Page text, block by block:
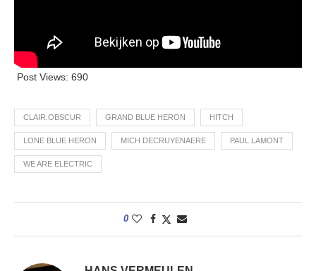
Post Views: 690
CLAIR.OBSCUR GRAND BLUE HERON HITCH
LONE BLUE HERON MICH DECRUYENAERE PAUL LAMONT
WE ARE ELECTRIC
0